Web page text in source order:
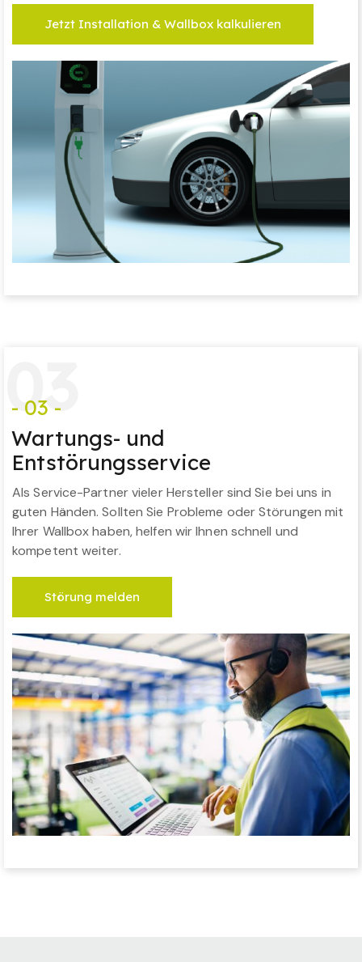
Jetzt Installation & Wallbox kalkulieren
03
- 03 -
Wartungs- und
Entstörungsservice
Als Service-Partner vieler Hersteller sind Sie bei uns in
guten Händen. Sollten Sie Probleme oder Störungen mit
Ihrer Wallbox haben, helfen wir Ihnen schnell und
kompetent weiter.
Störung melden